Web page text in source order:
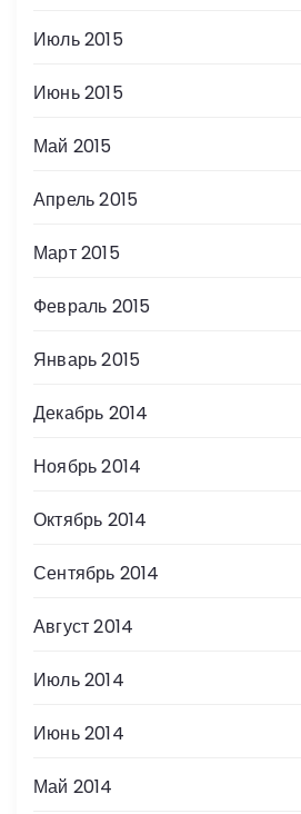
Июль 2015
Июнь 2015
Май 2015
Апрель 2015
Март 2015
Февраль 2015
Январь 2015
Декабрь 2014
Ноябрь 2014
Октябрь 2014
Сентябрь 2014
Август 2014
Июль 2014
Июнь 2014
Май 2014